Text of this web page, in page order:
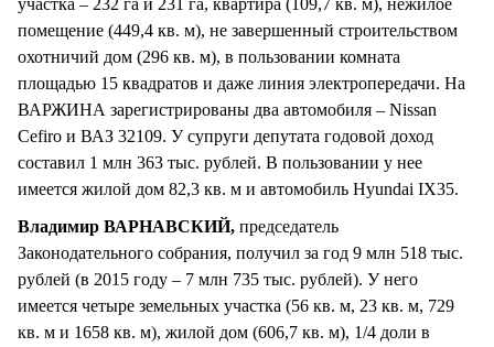
помещение (449,4 кв. м), не завершенный строительством
охотничий дом (296 кв. м), в пользовании комната
площадью 15 квадратов и даже линия электропередачи. На
ВАРЖИНА зарегистрированы два автомобиля – Nissan
Cefiro и ВАЗ 32109. У супруги депутата годовой доход
составил 1 млн 363 тыс. рублей. В пользовании у нее
имеется жилой дом 82,3 кв. м и автомобиль Hyundai IX35.
Владимир ВАРНАВСКИЙ, председатель
Законодательного собрания, получил за год 9 млн 518 тыс.
рублей (в 2015 году – 7 млн 735 тыс. рублей). У него
имеется четыре земельных участка (56 кв. м, 23 кв. м, 729
кв. м и 1658 кв. м), жилой дом (606,7 кв. м), 1/4 доли в